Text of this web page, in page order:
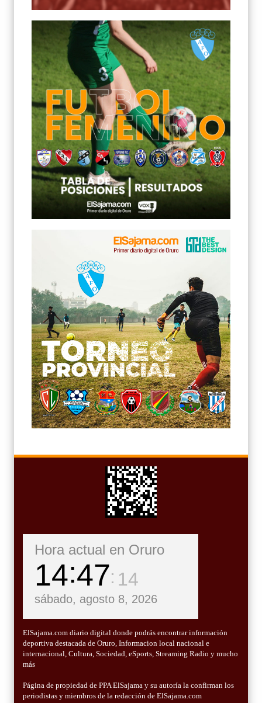
Hora actual en Oruro
14 47 15
sábado, agosto 8, 2026
ElSajama.com diario digital donde podrás encontrar información
deportiva destacada de Oruro, Informacion local nacional e
internacional, Cultura, Sociedad, eSports, Streaming Radio y mucho
más
Página de propiedad de PPA ElSajama y su autoría la confirman los
periodistas y miembros de la redacción de ElSajama.com